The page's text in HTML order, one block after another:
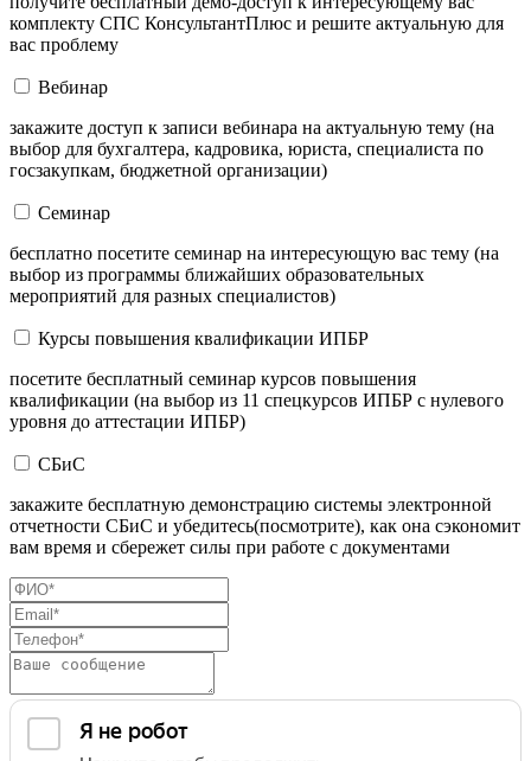
комплекту СПС КонсультантПлюс и решите актуальную для
вас проблему
Вебинар
закажите доступ к записи вебинара на актуальную тему (на
выбор для бухгалтера, кадровика, юриста, специалиста по
госзакупкам, бюджетной организации)
Семинар
бесплатно посетите семинар на интересующую вас тему (на
выбор из программы ближайших образовательных
мероприятий для разных специалистов)
Курсы повышения квалификации ИПБР
посетите бесплатный семинар курсов повышения
квалификации (на выбор из 11 спецкурсов ИПБР с нулевого
уровня до аттестации ИПБР)
СБиС
закажите бесплатную демонстрацию системы электронной
отчетности СБиС и убедитесь(посмотрите), как она сэкономит
вам время и сбережет силы при работе с документами